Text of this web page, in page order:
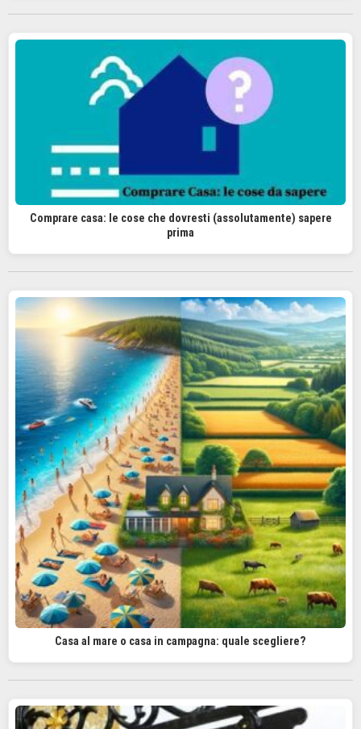
Comprare casa: le cose che dovresti (assolutamente) sapere
prima
Casa al mare o casa in campagna: quale scegliere?